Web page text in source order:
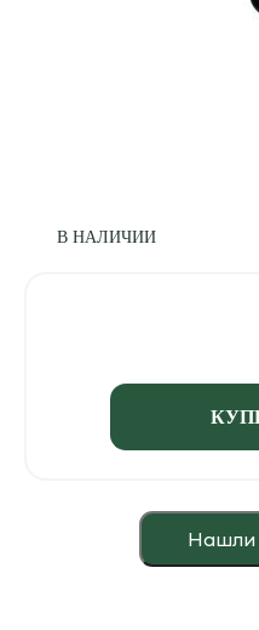
В НАЛИЧИИ
Нашли